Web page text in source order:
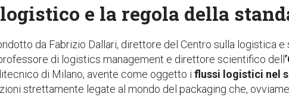
e la regola della
da Fabrizio Dallari, direttore del Centro sulla logistica
di logistics management e direttore scientifico dell
di Milano, avente come oggetto iflussi logistici nel
strettamente legate al mondo del packaging che,